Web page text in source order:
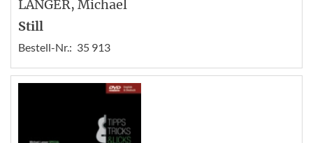
LANGER, Michael
Still
Bestell-Nr.: 35 913